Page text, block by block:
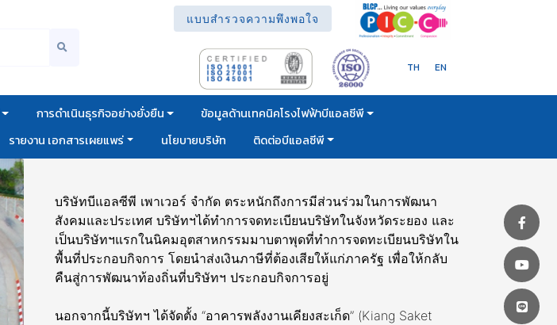
แบบสำรวจความพึงพอใจ
TH EN
การดำเนินธุรกิจอย่างยั่งยืน
ข้อมูลด้านเทคนิคโรงไฟฟ้าบีแอลซีพี
รายงาน เอกสารเผยแพร่ นโยบายบริษัท ติดต่อบีแอลซีพี
บริษัทบีแอลซีพี เพาเวอร์ จำกัด ตระหนักถึงการมีส่วนร่วมในการพัฒนา
สังคมและประเทศ บริษัทฯได้ทำการจดทะเบียนบริษัทในจังหวัดระยอง และ
เป็นบริษัทฯแรกในนิคมอุตสาหกรรมมาบตาพุดที่ทำการจดทะเบียนบริษัทใน
พื้นที่ประกอบกิจการ โดยนำส่งเงินภาษีที่ต้องเสียให้แก่ภาครัฐ เพื่อให้กลับ
คืนสู่การพัฒนาท้องถิ่นที่บริษัทฯ ประกอบกิจการอยู่
นอกจากนี้บริษัทฯ ได้จัดตั้ง “อาคารพลังงานเคียงสะเก็ด” (Kiang Saket